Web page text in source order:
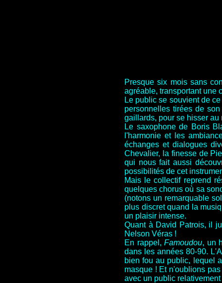
Presque six mois sans
agréable, transportant une
Le public se souvient de
personnelles tirées de
gaillards, pour se hisser au
Le saxophone de Boris
l'harmonie et les
échanges et dialogues
Chevalier, la finesse de
qui nous fait aussi
possibilités de cet
Mais le collectif reprend
quelques chorus où sa
(notons un remarquable
plus discret quand la
un plaisir intense.
Quant à David Patrois, il
Nelson Véras !
En rappel,Famoudou, un
dans les années 80-90.
bien fou au public, lequel
masque ! Et n'oublions
avec un public